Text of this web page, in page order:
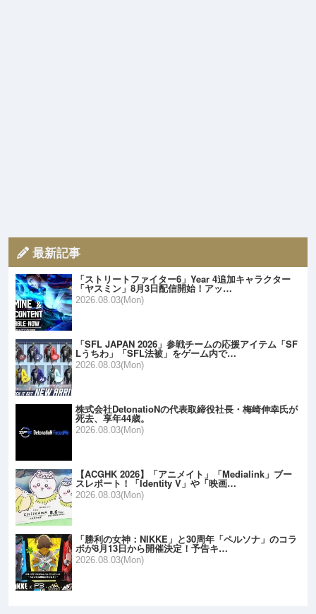
最新記事
「ストリートファイター6」Year 4追加キャラクター
「ヤスミン」8月3日配信開始！アッ…
2026.08.03(Mon)
「SFL JAPAN 2026」参戦チームの応援アイテム「SF
Lうちわ」「SFL法被」をゲーム内で…
2026.08.03(Mon)
株式会社DetonatioNの代表取締役社長・梅崎伸幸氏が
死去、享年44歳。
2026.08.03(Mon)
【ACGHK 2026】「アニメイト」「Medialink」ブー
スレポート！「Identity V」や「映画…
2026.08.03(Mon)
「勝利の女神：NIKKE」と30周年「ペルソナ」のコラ
ボが8月13日から開催決定！予告キ…
2026.08.03(Mon)